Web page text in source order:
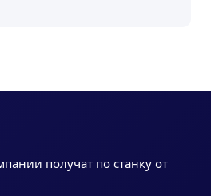
получат по станку от